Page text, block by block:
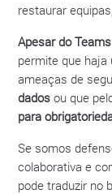
restaurar
Apesar do
permite que
ameaças de
dados ou que
para
Se somos
colaborativa e
pode traduzir no